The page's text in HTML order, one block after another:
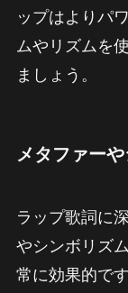
ップはよりパ
ムやリズムを
ましょう。
メタファー
ラップ歌詞に
やシンボリズ
常に効果的で